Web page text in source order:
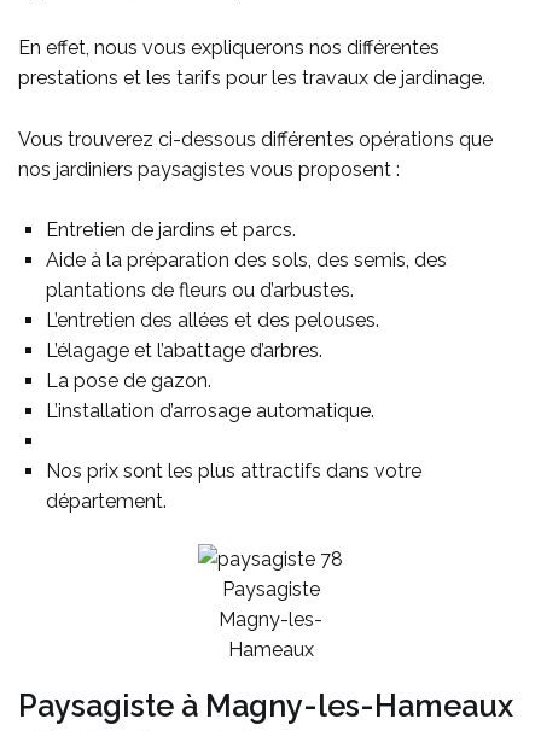
En effet, nous vous expliquerons nos différentes
prestations et les tarifs pour les travaux de jardinage.
Vous trouverez ci-dessous différentes opérations que
nos jardiniers paysagistes vous proposent :
Entretien de jardins et parcs.
Aide à la préparation des sols, des semis, des
plantations de fleurs ou d’arbustes.
L’entretien des allées et des pelouses.
L’élagage et l’abattage d’arbres.
La pose de gazon.
L’installation d’arrosage automatique.
Nos prix sont les plus attractifs dans votre
département.
Paysagiste
Magny-les-
Hameaux
Paysagiste à Magny-les-Hameaux